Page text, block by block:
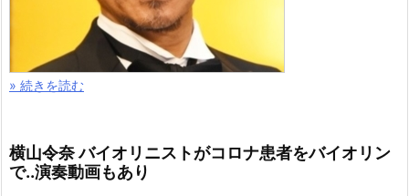
» 続きを読む
横山令奈 バイオリニストがコロナ患者をバイオリン
で..演奏動画もあり